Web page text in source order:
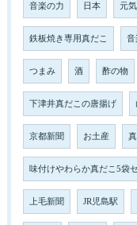
音楽の力 日本 元気
鉄板焼き専用真だこ 音
つまみ 酒 酢の物
下津井真だこの唐揚げ
京都新聞 お土産
味付けやわらか真だこ5袋
上毛新聞 JR児島駅